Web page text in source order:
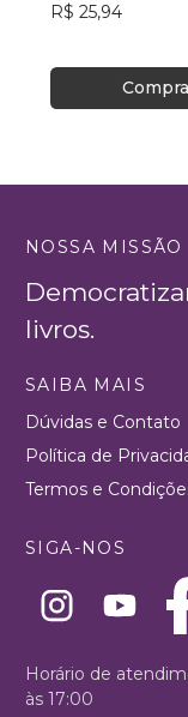
R$ 25,94
NOSSA MISSÃO
livros.
SAIBA MAIS
Dúvidas e Contato
Política de
Termos e
SIGA-NOS
Horário de
às 17:00